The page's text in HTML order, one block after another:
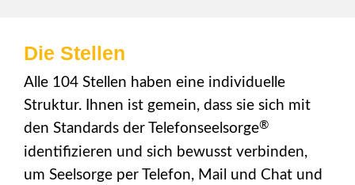
Die Stellen
Alle 104 Stellen haben eine individuelle
Struktur. Ihnen ist gemein, dass sie sich mit
den Standards der Telefonseelsorge®
identifizieren und sich bewusst verbinden,
um Seelsorge per Telefon, Mail und Chat und